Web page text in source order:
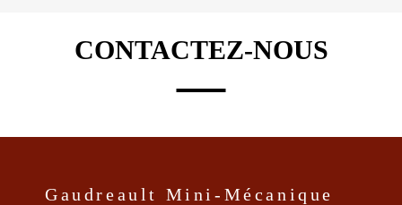
peuvent
page
CONTACTEZ-NOUS
Gaudreault Mini-Mécanique